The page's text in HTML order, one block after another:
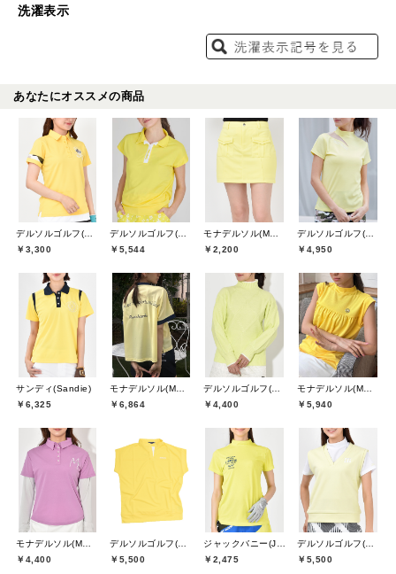
洗濯表示
あなたにオススメの商品
￥3,300
￥5,544
￥2,200
￥4,950
サンディ(Sandie)
￥6,325
￥6,864
￥4,400
￥5,940
￥4,400
￥5,500
￥2,475
￥5,500